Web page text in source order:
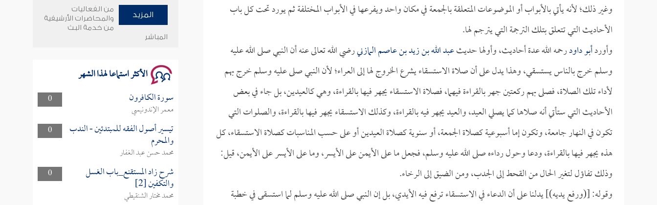
وغير ذلك؛ لأنه يأتي بالأبواب أو الموضوعات المتعلقة بالجمعة في مكان واحد ويفرعها في الأبواب المختلفة ثم يورد تحت كل باب
الأحاديث التي تتعلق بتلك الترجمة التي يترجم لها.
وأوردأبو داودرحمه الله عدة أحاديث، وأولها حديثعبد الله بن زيد بن عاصم المازنيرضي الله تعالى عنه أن النبي صلى الله عليه
وسلم خرج بالناس يستسقي، وهذا يدل على أن صلاة الاستسقاء يشرع الخروج لها إلى العراء؛ لأن النبي صلى عليه وسلم خرج بهم
لأداء تلك الصلاة، فصلى بهم ركعتين جهر بالقراءة فيهما، فصلاة الاستسقاء يجهر فيها بالقراءة، وهي كالعيدين، بل جاء في بعض
الأحاديث التي ستأتي أنه صلاها كما يصلي العيد، والعيد يجهر فيه بالقراءة، وكذلك الاستسقاء يجهر فيها بالقراءة، والصلوات التي
تكون في النهار جامعة، وتكون إما أسبوعية كصلاة الجمعة، أو سنوية كصلاة العيدين أو على حسب المناسبات كصلاة الاستسقاء، كل
هذه يجهر فيها بالقراءة، ودعا وحول رداءه صلى الله عليه وسلم، فجعل ما على الأيمن على الأيسر، وما على الأيسر على الأيمن، قيل:
وذلك تفاؤل لتغير الحال من القحط إلى الجدب، ومن الضيق إلى الرخاء.
وقوله: [(ورفع يديه)] يدلنا على أن الدعاء في الاستسقاء ترفع فيه الأيدي، بل إن النبي صلى الله عليه وسلم لما استسقى في خطبة
سلسلة محاضرات نفحات رمضانية
1444هـ
المزيد
من الفعاليات
والمحاضرات الأرشيفية
من خدمة البث
المباشر
الأكثر استماعا لهذا الشهر
0 سورة الكافرون
معمر الإندونيسي
0
تيسير أصول الفقه للمبتدئين - الندب
والمحرم
محمد حسن عبد الغفار
0
شرح زاد المستقنع_باب الغسل
والتكفين [2]
محمد مختار الشنقيطي